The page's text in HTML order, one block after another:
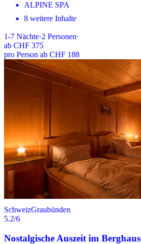
ALPINE SPA
8 weitere Inhalte
1-7 Nächte·2 Personen·
ab CHF 375
pro Person ab CHF 188
SchweizGraubünden
5.2/6
Nostalgische Auszeit im Berghaus